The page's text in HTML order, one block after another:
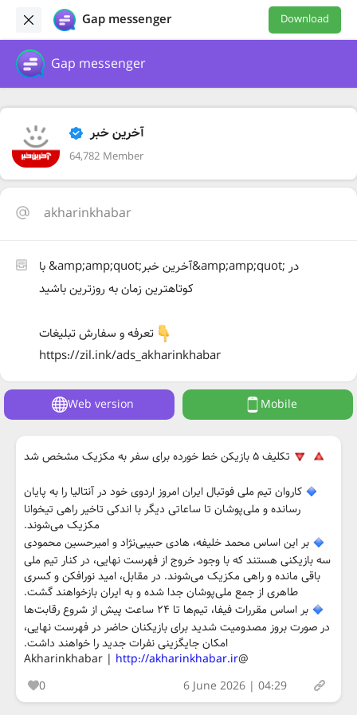
Gap messenger Download
Gap messenger
آخرین خبر
64,782 Member
akharinkhabar
با &amp;amp;quot;آخرین خبر&amp;amp;quot; در
کوتاهترین زمان به روزترین باشید
تعرفه و سفارش تبلیغات
https://zil.ink/ads_akharinkhabar
Web version Mobile
تکلیف ۵ بازیکن خط خورده برای سفر به مکزیک مشخص شد
کاروان تیم ملی فوتبال ایران امروز اردوی خود در آنتالیا را به پایان
رسانده و ملی‌پوشان تا ساعاتی دیگر با اندکی تاخیر راهی تیخوانا
مکزیک می‌شوند.
بر این اساس محمد خلیفه، هادی حبیبی‌نژاد و امیرحسین محمودی
سه بازیکنی هستند که با وجود خروج از فهرست نهایی، در کنار تیم ملی
باقی مانده و راهی مکزیک می‌شوند. در مقابل، امید نورافکن و کسری
طاهری از جمع ملی‌پوشان جدا شده و به ایران بازخواهند گشت.
بر اساس مقررات فیفا، تیم‌ها تا ۲۴ ساعت پیش از شروع رقابت‌ها
در صورت بروز مصدومیت شدید برای بازیکنان حاضر در فهرست نهایی،
امکان جایگزینی نفرات جدید را خواهند داشت.
@Akharinkhabar |
http://akharinkhabar.ir
0
6 June 2026 | 04:29